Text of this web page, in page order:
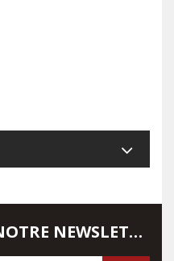
INSCRIVEZ-VOUS À NOTRE NEWSLETTER